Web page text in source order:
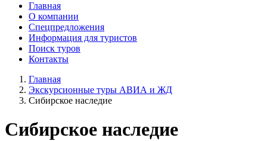
Главная
О компании
Спецпредложения
Информация для туристов
Поиск туров
Контакты
Главная
Экскурсионные туры АВИА и ЖД
Сибирское наследие
Сибирское наследие